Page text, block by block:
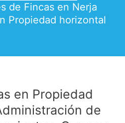
de Fincas en Nerja
Propiedad horizontal
en Propiedad
de